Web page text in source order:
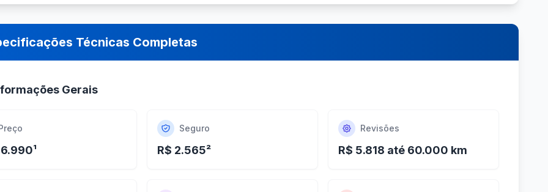
Técnicas Completas
Gerais
Seguro
R$ 2.565²
Revisões
R$ 5.818 até 60.000 km